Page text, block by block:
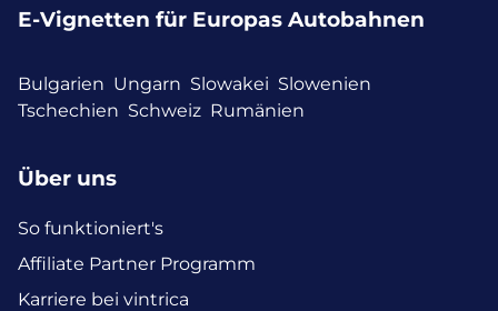
E-Vignetten für Europas Autobahnen
Bulgarien Ungarn Slowakei Slowenien
Tschechien Schweiz Rumänien
Über uns
So funktioniert's
Affiliate Partner Programm
Karriere bei vintrica